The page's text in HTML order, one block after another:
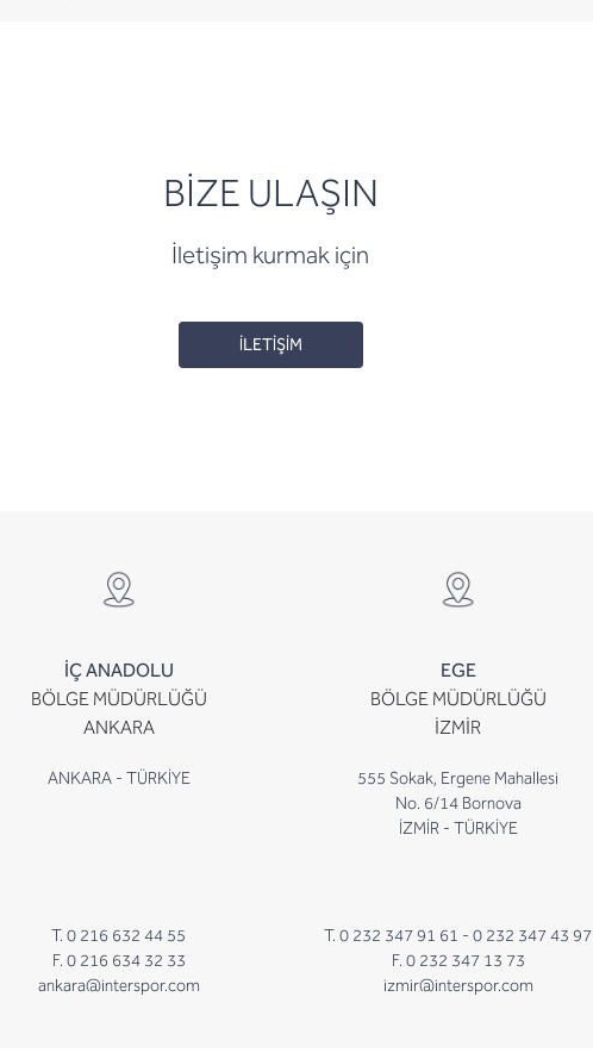
BİZE ULAŞIN
İletişim kurmak için
İLETİŞİM
İÇ ANADOLU
BÖLGE MÜDÜRLÜĞÜ
ANKARA
ANKARA - TÜRKİYE
T. 0 216 632 44 55
F. 0 216 634 32 33
ankara@interspor.com
EGE
BÖLGE MÜDÜRLÜĞÜ
İZMİR
555 Sokak, Ergene Mahallesi
No. 6/14 Bornova
İZMİR - TÜRKİYE
T. 0 232 347 91 61 - 0 232 347 43 97
F. 0 232 347 13 73
izmir@interspor.com